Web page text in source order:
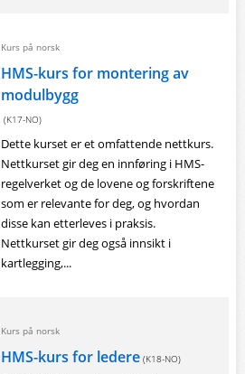
Kurs på norsk
HMS-kurs for montering av
modulbygg
(K17-NO)
Dette kurset er et omfattende nettkurs.
Nettkurset gir deg en innføring i HMS-
regelverket og de lovene og forskriftene
som er relevante for deg, og hvordan
disse kan etterleves i praksis.
Nettkurset gir deg også innsikt i
kartlegging,...
Kurs på norsk
HMS-kurs for ledere (K18-NO)